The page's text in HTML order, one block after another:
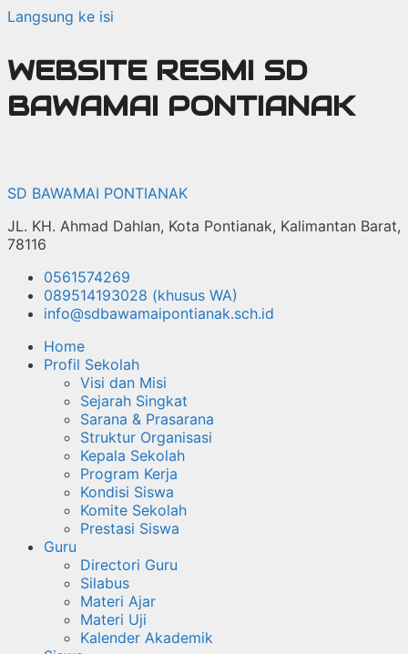
Langsung ke isi
WEBSITE RESMI SD
BAWAMAI PONTIANAK
SD BAWAMAI PONTIANAK
JL. KH. Ahmad Dahlan, Kota Pontianak, Kalimantan Barat,
78116
0561574269
089514193028 (khusus WA)
info@sdbawamaipontianak.sch.id
Home
Profil Sekolah
Visi dan Misi
Sejarah Singkat
Sarana & Prasarana
Struktur Organisasi
Kepala Sekolah
Program Kerja
Kondisi Siswa
Komite Sekolah
Prestasi Siswa
Guru
Directori Guru
Silabus
Materi Ajar
Materi Uji
Kalender Akademik